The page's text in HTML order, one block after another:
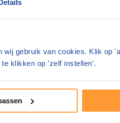
gebruik van cookies. Klik op
klikken op 'zelf instellen'.
bepalen. Deze kunnen enorm